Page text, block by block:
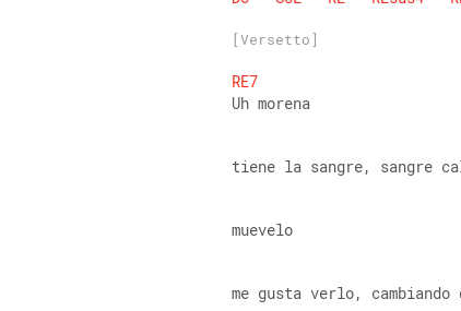
[Versetto]
RE7
Uh morena
tiene la sangre, sangre
muevelo
me gusta verlo,